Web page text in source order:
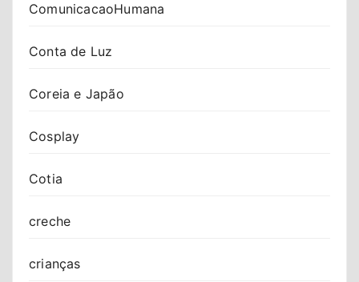
ComunicacaoHumana
Conta de Luz
Coreia e Japão
Cosplay
Cotia
creche
crianças